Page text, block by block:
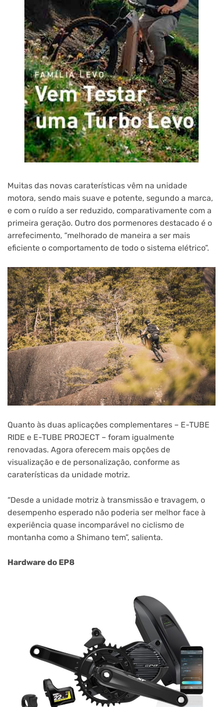
Muitas das novas caraterísticas vêm na unidade
motora, sendo mais suave e potente, segundo a marca,
e com o ruído a ser reduzido, comparativamente com a
primeira geração. Outro dos pormenores destacado é o
arrefecimento, “melhorado de maneira a ser mais
eficiente o comportamento de todo o sistema elétrico”.
Quanto às duas aplicações complementares – E-TUBE
RIDE e E-TUBE PROJECT – foram igualmente
renovadas. Agora oferecem mais opções de
visualização e de personalização, conforme as
caraterísticas da unidade motriz.
“Desde a unidade motriz à transmissão e travagem, o
desempenho esperado não poderia ser melhor face à
experiência quase incomparável no ciclismo de
montanha como a Shimano tem”, salienta.
Hardware do EP8